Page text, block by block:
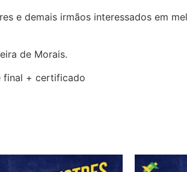
e demais irmãos interessados em
de Morais.
final + certificado